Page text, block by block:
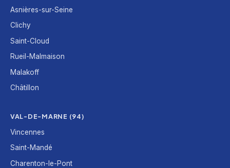
Asnières-sur-Seine
Clichy
Saint-Cloud
Rueil-Malmaison
Malakoff
Châtillon
VAL-DE-MARNE (94)
Vincennes
Saint-Mandé
Charenton-le-Pont